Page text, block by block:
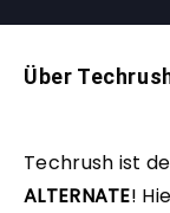
Über
Techrush ist
ALTERNATE!